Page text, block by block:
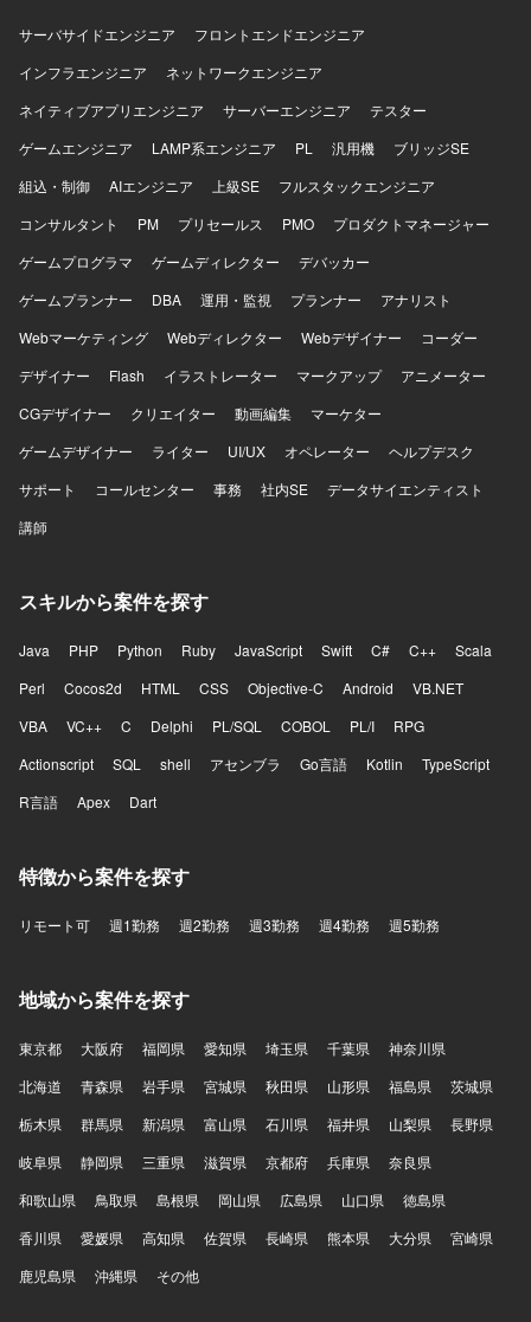
サーバサイドエンジニア
フロントエンドエンジニア
インフラエンジニア
ネットワークエンジニア
ネイティブアプリエンジニア
サーバーエンジニア
テスター
ゲームエンジニア
LAMP系エンジニア PL 汎用機
ブリッジSE
組込・制御
AIエンジニア 上級SE
フルスタックエンジニア
コンサルタント
PM プリセールス PMO
プロダクトマネージャー
ゲームプログラマ
ゲームディレクター
デバッカー
ゲームプランナー
DBA 運用・監視 プランナー
アナリスト
Webマーケティング
Webディレクター Webデザイナー
コーダー
デザイナー
Flash イラストレーター マークアップ
アニメーター
CGデザイナー
クリエイター 動画編集
マーケター
ゲームデザイナー
ライター UI/UX オペレーター
ヘルプデスク
サポート
コールセンター 事務 社内SE
データサイエンティスト
講師
スキルから案件を探す
Java PHP Python Ruby JavaScript Swift C# C++
Scala
Perl
Cocos2d HTML CSS Objective-C Android
VB.NET
VBA
VC++ C Delphi PL/SQL COBOL PL/I
RPG
Actionscript
SQL shell アセンブラ Go言語 Kotlin
TypeScript
R言語
Apex Dart
特徴から案件を探す
リモート可 週1勤務 週2勤務 週3勤務 週4勤務 週5勤務
地域から案件を探す
東京都 大阪府 福岡県 愛知県 埼玉県 千葉県
神奈川県
北海道
青森県 岩手県 宮城県 秋田県 山形県 福島県
茨城県
栃木県
群馬県 新潟県 富山県 石川県 福井県 山梨県
長野県
岐阜県
静岡県 三重県 滋賀県 京都府 兵庫県
奈良県
和歌山県
鳥取県 島根県 岡山県 広島県 山口県
徳島県
香川県
愛媛県 高知県 佐賀県 長崎県 熊本県 大分県
宮崎県
鹿児島県
沖縄県 その他